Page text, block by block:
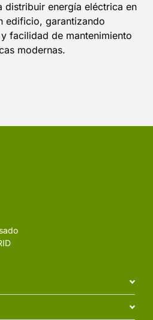
distribuir energía eléctrica en
edificio, garantizando
facilidad de mantenimiento
modernas.